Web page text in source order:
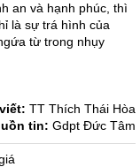
an và hạnh phúc, thì
là sự trá hình của
từ trong nhụy
TT Thích Thái Hòa
tin: Gdpt Đức Tâm